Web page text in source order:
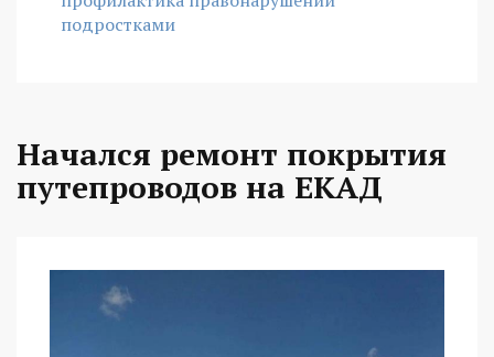
подростками
Начался ремонт покрытия
путепроводов на ЕКАД